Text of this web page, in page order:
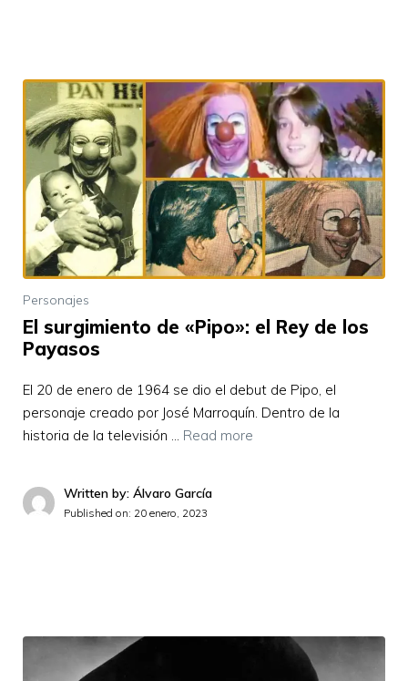
Personajes
El surgimiento de «Pipo»: el Rey de los
Payasos
El 20 de enero de 1964 se dio el debut de Pipo, el
personaje creado por José Marroquín. Dentro de la
historia de la televisión … Read more
Written by: Álvaro García
Published on: 20 enero, 2023